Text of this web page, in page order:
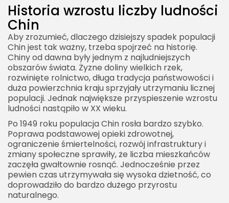
Historia wzrostu liczby ludności
Chin
Aby zrozumieć, dlaczego dzisiejszy spadek populacji
Chin jest tak ważny, trzeba spojrzeć na historię.
Chiny od dawna były jednym z najludniejszych
obszarów świata. Żyzne doliny wielkich rzek,
rozwinięte rolnictwo, długa tradycja państwowości i
duża powierzchnia kraju sprzyjały utrzymaniu licznej
populacji. Jednak największe przyspieszenie wzrostu
ludności nastąpiło w XX wieku.
Po 1949 roku populacja Chin rosła bardzo szybko.
Poprawa podstawowej opieki zdrowotnej,
ograniczenie śmiertelności, rozwój infrastruktury i
zmiany społeczne sprawiły, że liczba mieszkańców
zaczęła gwałtownie rosnąć. Jednocześnie przez
pewien czas utrzymywała się wysoka dzietność, co
doprowadziło do bardzo dużego przyrostu
naturalnego.